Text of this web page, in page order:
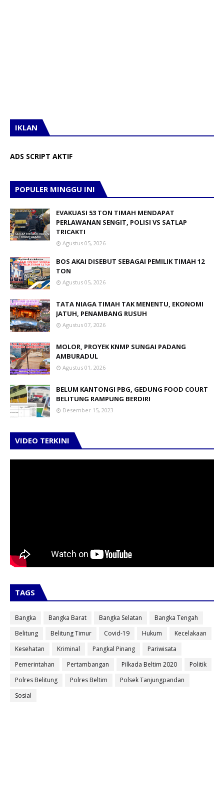
IKLAN
ADS SCRIPT AKTIF
POPULER MINGGU INI
EVAKUASI 53 TON TIMAH MENDAPAT
PERLAWANAN SENGIT, POLISI VS SATLAP
TRICAKTI
Agustus 05, 2026
BOS AKAI DISEBUT SEBAGAI PEMILIK TIMAH 12
TON
Agustus 05, 2026
TATA NIAGA TIMAH TAK MENENTU, EKONOMI
JATUH, PENAMBANG RUSUH
Agustus 07, 2026
MOLOR, PROYEK KNMP SUNGAI PADANG
AMBURADUL
Agustus 01, 2026
BELUM KANTONGI PBG, GEDUNG FOOD COURT
BELITUNG RAMPUNG BERDIRI
Desember 15, 2023
VIDEO TERKINI
TAGS
Bangka Bangka Barat Bangka Selatan
Bangka Tengah
Belitung
Belitung Timur Covid-19 Hukum
Kecelakaan
Kesehatan
Kriminal Pangkal Pinang
Pariwisata
Pemerintahan
Pertambangan Pilkada Beltim 2020
Politik
Polres Belitung
Polres Beltim
Polsek Tanjungpandan
Sosial